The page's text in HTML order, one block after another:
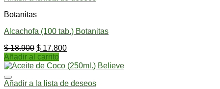
Botanitas
Alcachofa (100 tab.) Botanitas
$18.900 $ 17.800
Añadir al carrito
Añadir a la lista de deseos